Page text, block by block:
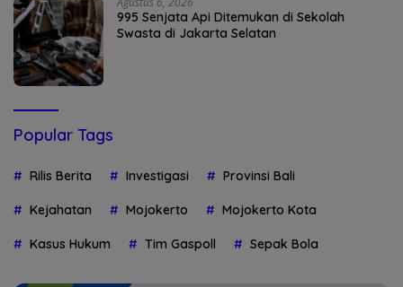
995 Senjata Api Ditemukan di Sekolah
Swasta di Jakarta Selatan
Popular Tags
Rilis Berita Investigasi Provinsi Bali
Kejahatan Mojokerto Mojokerto Kota
Kasus Hukum Tim Gaspoll Sepak Bola